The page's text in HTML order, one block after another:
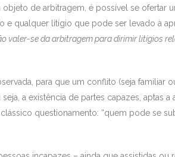
de arbitragem, é possível se ofertar
e qualquer litígio que pode ser levado à
valer-se da arbitragem para dirimir litígios
para que um conflito (seja familiar
a existência de partes capazes, aptas
questionamento: “quem pode se